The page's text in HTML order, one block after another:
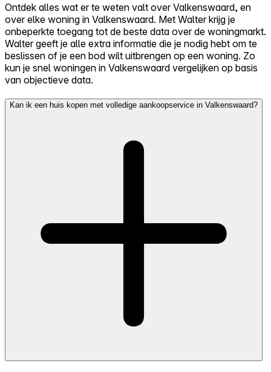
Ontdek alles wat er te weten valt over Valkenswaard, en
over elke woning in Valkenswaard. Met Walter krijg je
onbeperkte toegang tot de beste data over de woningmarkt.
Walter geeft je alle extra informatie die je nodig hebt om te
beslissen of je een bod wilt uitbrengen op een woning. Zo
kun je snel woningen in Valkenswaard vergelijken op basis
van objectieve data.
Kan ik een huis kopen met volledige aankoopservice in Valkenswaard?